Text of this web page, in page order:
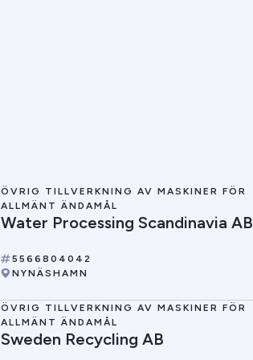
ÖVRIG TILLVERKNING AV MASKINER FÖR
ALLMÄNT ÄNDAMÅL
Water Processing Scandinavia AB
5566804042
NYNÄSHAMN
ÖVRIG TILLVERKNING AV MASKINER FÖR
ALLMÄNT ÄNDAMÅL
Sweden Recycling AB